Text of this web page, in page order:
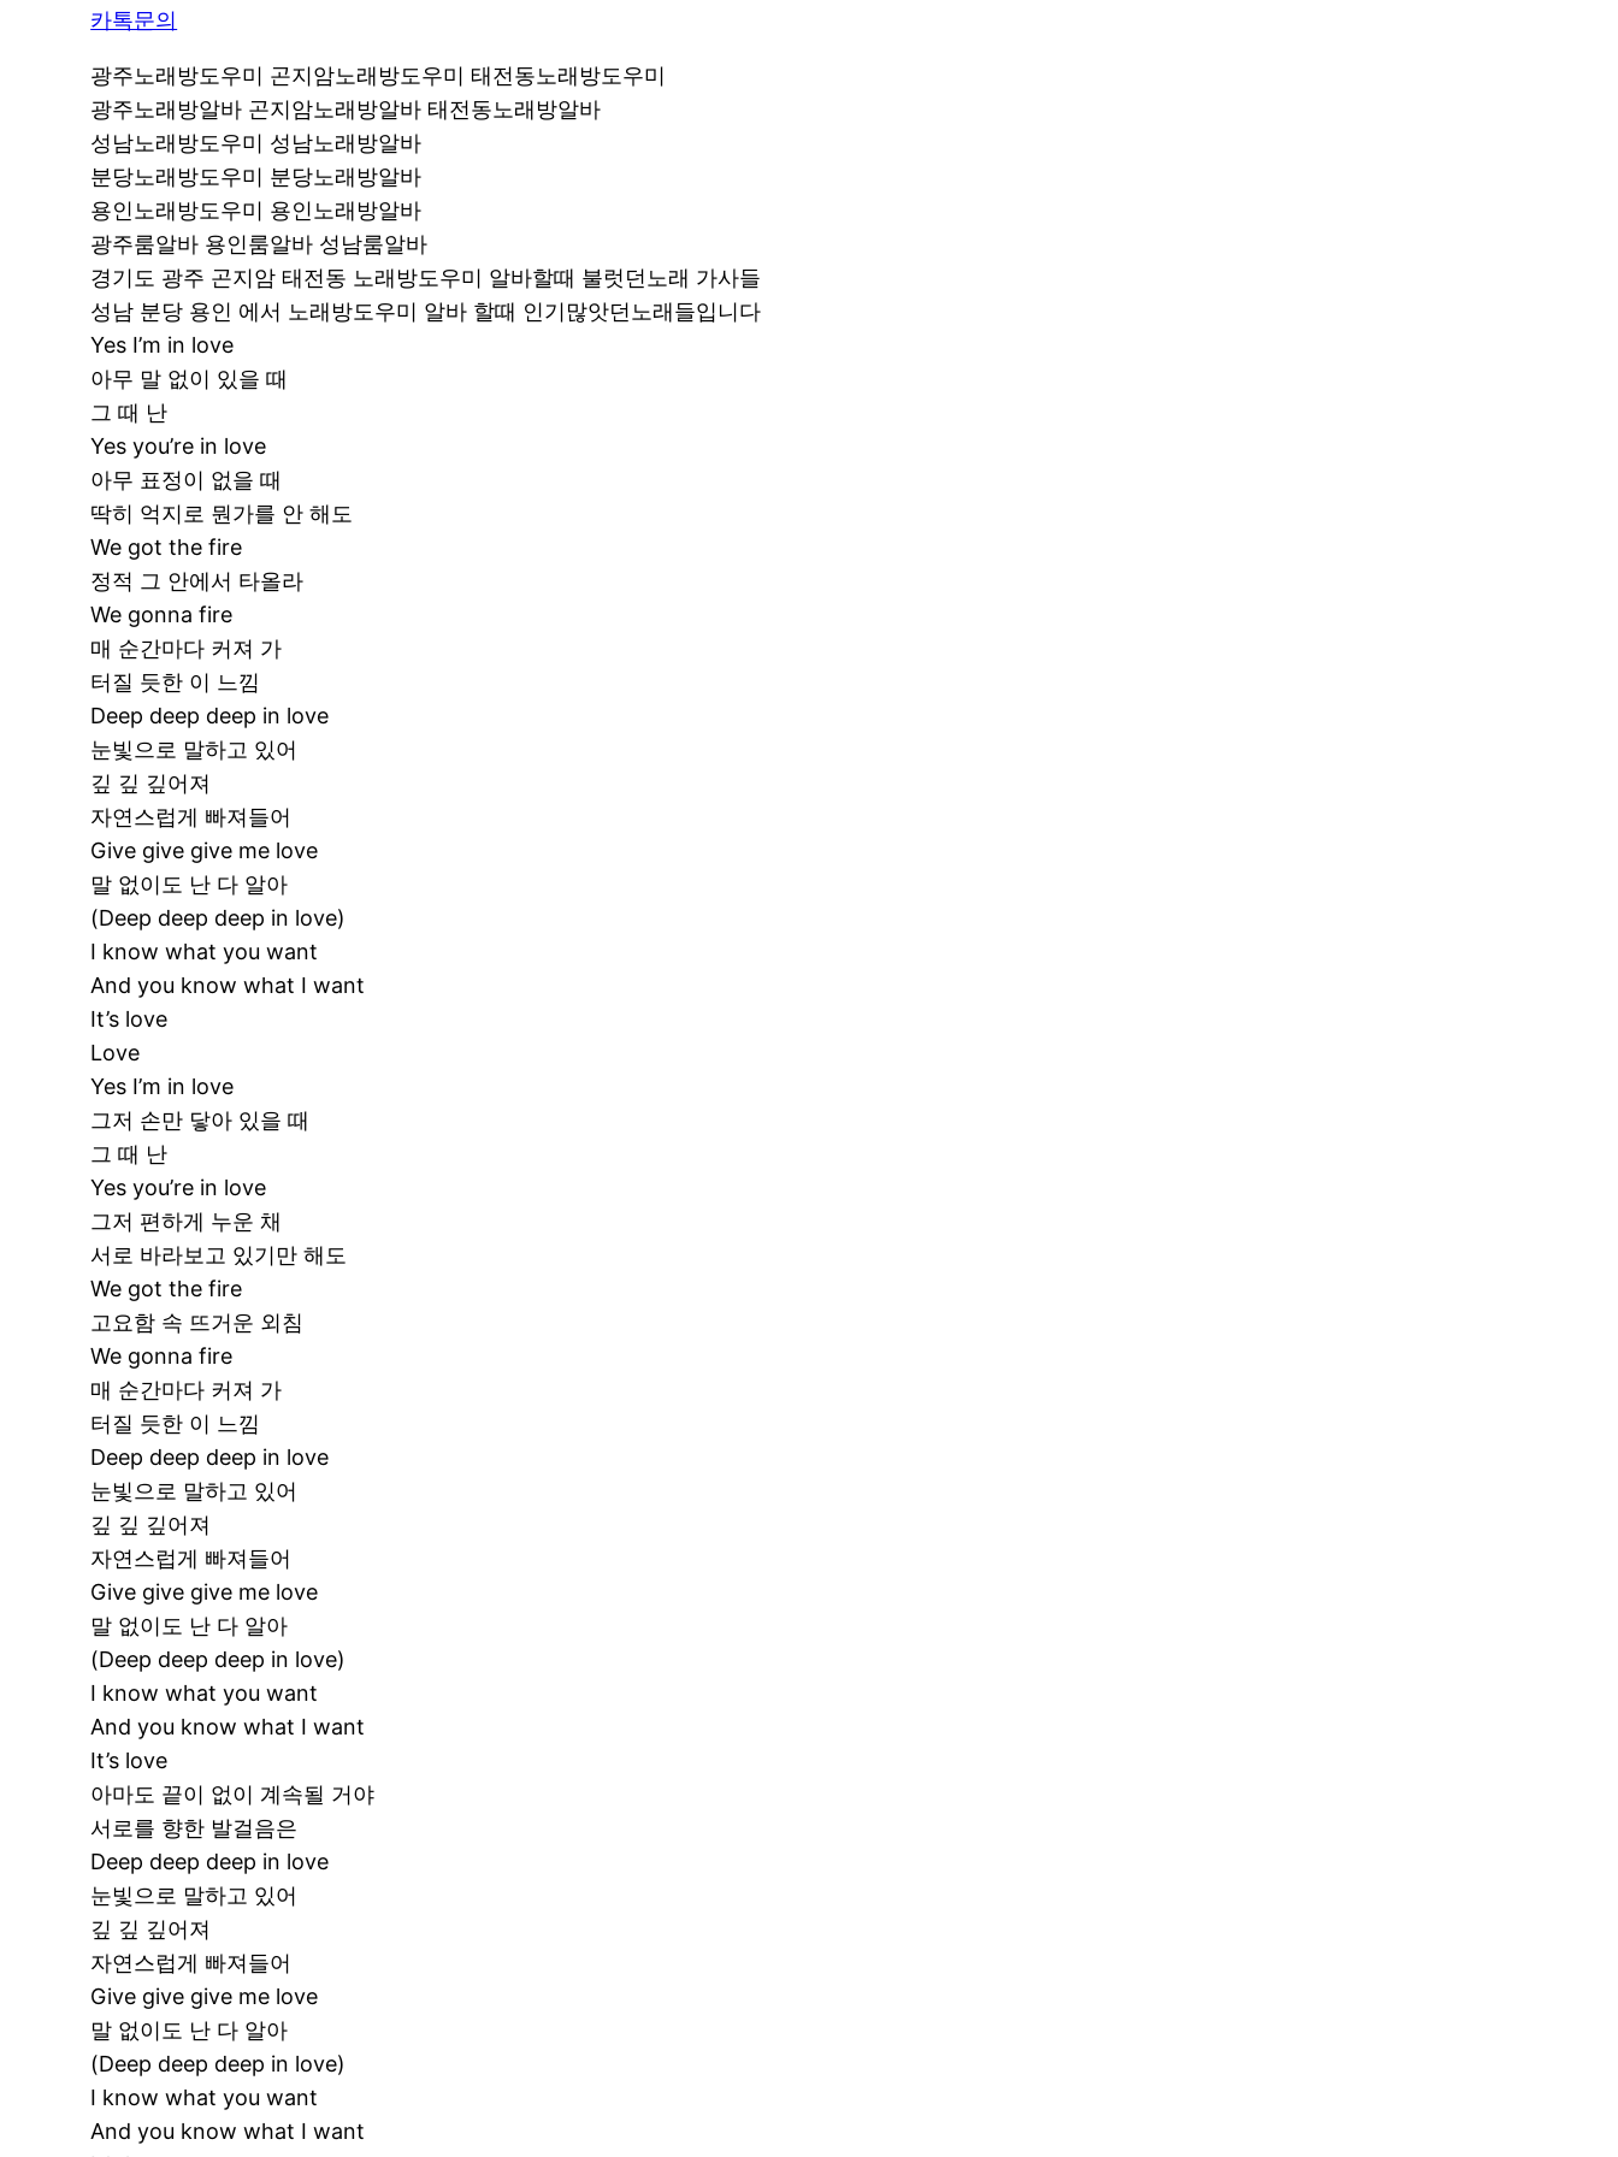
카톡문의
광주노래방도우미 곤지암노래방도우미 태전동노래방도우미
광주노래방알바 곤지암노래방알바 태전동노래방알바
성남노래방도우미 성남노래방알바
분당노래방도우미 분당노래방알바
용인노래방도우미 용인노래방알바
광주룸알바 용인룸알바 성남룸알바
경기도 광주 곤지암 태전동 노래방도우미 알바할때 불럿던노래 가사들
성남 분당 용인 에서 노래방도우미 알바 할때 인기많앗던노래들입니다
Yes I’m in love
아무 말 없이 있을 때
그 때 난
Yes you’re in love
아무 표정이 없을 때
딱히 억지로 뭔가를 안 해도
We got the fire
정적 그 안에서 타올라
We gonna fire
매 순간마다 커져 가
터질 듯한 이 느낌
Deep deep deep in love
눈빛으로 말하고 있어
깊 깊 깊어져
자연스럽게 빠져들어
Give give give me love
말 없이도 난 다 알아
(Deep deep deep in love)
I know what you want
And you know what I want
It’s love
Love
Yes I’m in love
그저 손만 닿아 있을 때
그 때 난
Yes you’re in love
그저 편하게 누운 채
서로 바라보고 있기만 해도
We got the fire
고요함 속 뜨거운 외침
We gonna fire
매 순간마다 커져 가
터질 듯한 이 느낌
Deep deep deep in love
눈빛으로 말하고 있어
깊 깊 깊어져
자연스럽게 빠져들어
Give give give me love
말 없이도 난 다 알아
(Deep deep deep in love)
I know what you want
And you know what I want
It’s love
아마도 끝이 없이 계속될 거야
서로를 향한 발걸음은
Deep deep deep in love
눈빛으로 말하고 있어
깊 깊 깊어져
자연스럽게 빠져들어
Give give give me love
말 없이도 난 다 알아
(Deep deep deep in love)
I know what you want
And you know what I want